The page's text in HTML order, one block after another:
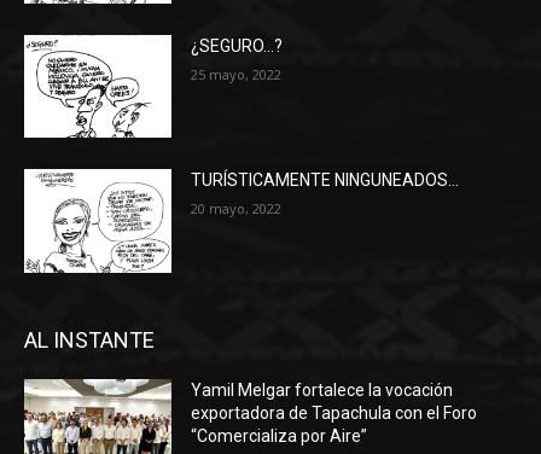
¿SEGURO…?
25 mayo, 2022
TURÍSTICAMENTE NINGUNEADOS…
20 mayo, 2022
AL INSTANTE
Yamil Melgar fortalece la vocación
exportadora de Tapachula con el Foro
“Comercializa por Aire”